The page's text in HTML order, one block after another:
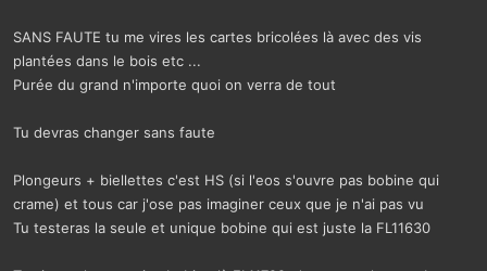
SANS FAUTE tu me vires les cartes bricolées là avec des vis
plantées dans le bois etc ...
Purée du grand n'importe quoi on verra de tout
Tu devras changer sans faute
Plongeurs + biellettes c'est HS (si l'eos s'ouvre pas bobine qui
crame) et tous car j'ose pas imaginer ceux que je n'ai pas vu
Tu testeras la seule et unique bobine qui est juste la FL11630